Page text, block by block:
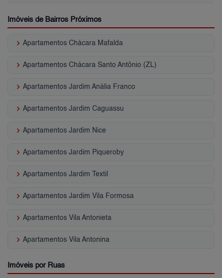
Imóveis de Bairros Próximos
keyboard_arrow_right Apartamentos Chácara Mafalda
keyboard_arrow_right Apartamentos Chácara Santo Antônio (ZL)
keyboard_arrow_right Apartamentos Jardim Anália Franco
keyboard_arrow_right Apartamentos Jardim Caguassu
keyboard_arrow_right Apartamentos Jardim Nice
keyboard_arrow_right Apartamentos Jardim Piqueroby
keyboard_arrow_right Apartamentos Jardim Textil
keyboard_arrow_right Apartamentos Jardim Vila Formosa
keyboard_arrow_right Apartamentos Vila Antonieta
keyboard_arrow_right Apartamentos Vila Antonina
Imóveis por Ruas